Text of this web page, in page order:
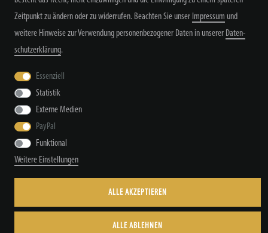
Widerrufs­recht
© Copyright by TacStyle4 GbR 2026 | Alle Rechte vorbehalten.
Zeitpunkt zu ändern oder zu widerrufen. Beachten Sie unser Impressum und
weitere Hinweise zur Verwendung personenbezogener Daten in unserer Daten­
schutz­erklärung.
Essenziell
Statistik
Externe Medien
PayPal
Funktional
Weitere Einstellungen
ALLE AKZEPTIEREN
ALLE ABLEHNEN